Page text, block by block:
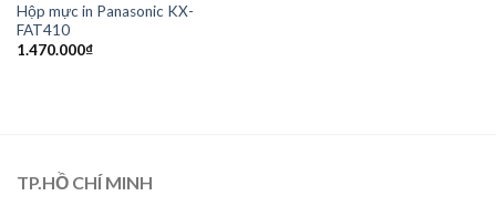
Hộp mực in Panasonic KX-
FAT410
1.470.000₫
TP.HỒ CHÍ MINH